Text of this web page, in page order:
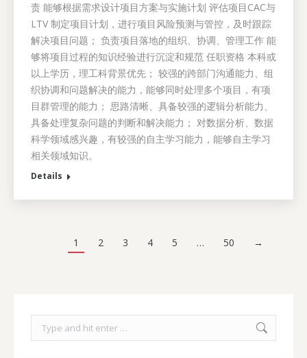
责 能够根据需求设计项目方案与实施计划 评估项目CAC与
LTV 制定项目计划，进行项目风险预测与管控，及时跟踪
解决项目问题； 负责项目落地的组织、协调、管理工作 能
够将项目过程的知识经验进行沉淀和规范 任职资格 本科或
以上学历，理工科背景优先； 较强的跨部门沟通能力、组
织协调和问题解决的能力，能够同时处理多个项目，有项
目群管理的能力； 思路清晰、具备较强的逻辑分析能力、
具备处理复杂问题的判断和解决能力； 对数据分析、数据
科学领域感兴趣，有较强的自主学习能力，能够自主学习
相关领域知识。
Details
1 2 3 4 5 … 50 →